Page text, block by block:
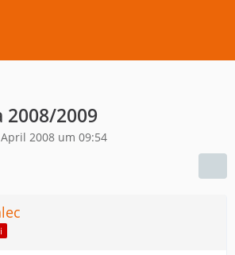
2008/2009
2008 um 09:54